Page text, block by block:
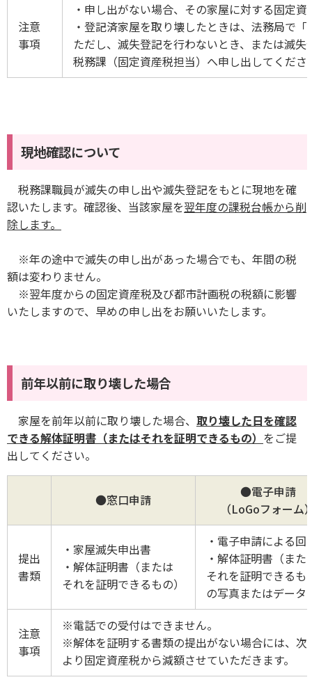
注意
事項
・申し出がない場合、その家屋に対する固定
・登記済家屋を取り壊したときは、法務局で
ただし、滅失登記を行わないとき、または滅
税務課（固定資産税担当）へ申し出してくださ
現地確認について
税務課職員が滅失の申し出や滅失登記をもとに現地を確
認いたします。確認後、当該家屋を翌年度の課税台帳から削
除します。
※年の途中で滅失の申し出があった場合でも、年間の税
額は変わりません。
※翌年度からの固定資産税及び都市計画税の税額に影響
いたしますので、早めの申し出をお願いいたします。
前年以前に取り壊した場合
家屋を前年以前に取り壊した場合、 取り壊した日を確認
できる解体証明書（またはそれを証明できるもの） をご提
出してください。
●窓口申請
●電子申請
（LoGoフォーム
提出
書類
・家屋滅失申出書
・解体証明書（または
それを証明できるもの）
・電子申請による回
・解体証明書（また
それを証明できるも
の写真またはデータ
注意
事項
※電話での受付はできません。
※解体を証明する書類の提出がない場合には、次
より固定資産税から減額させていただきます。